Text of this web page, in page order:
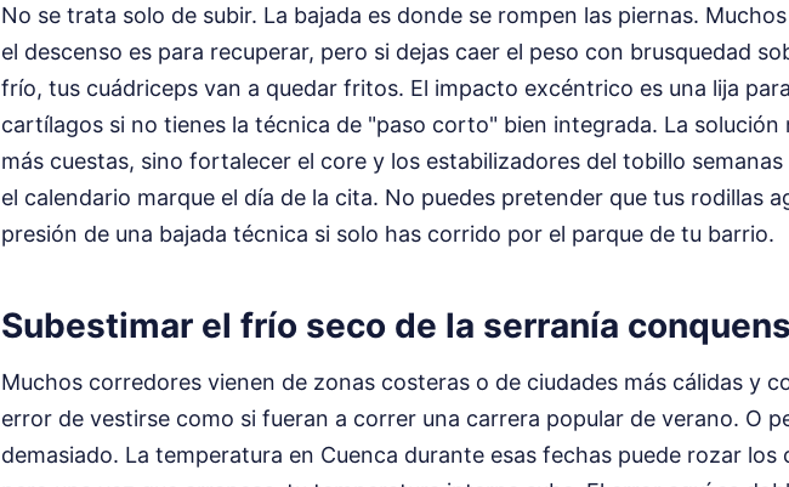
No se trata solo de subir. La bajada es donde se rompen las piernas.
el descenso es para recuperar, pero si dejas caer el peso con brusquedad
frío, tus cuádriceps van a quedar fritos. El impacto excéntrico es una lija
cartílagos si no tienes la técnica de "paso corto" bien integrada. La solución
más cuestas, sino fortalecer el core y los estabilizadores del tobillo
el calendario marque el día de la cita. No puedes pretender que tus rodillas
presión de una bajada técnica si solo has corrido por el parque de tu barrio.
Subestimar el frío seco de la serranía
Muchos corredores vienen de zonas costeras o de ciudades más cálidas y
error de vestirse como si fueran a correr una carrera popular de verano. O
demasiado. La temperatura en Cuenca durante esas fechas puede rozar los